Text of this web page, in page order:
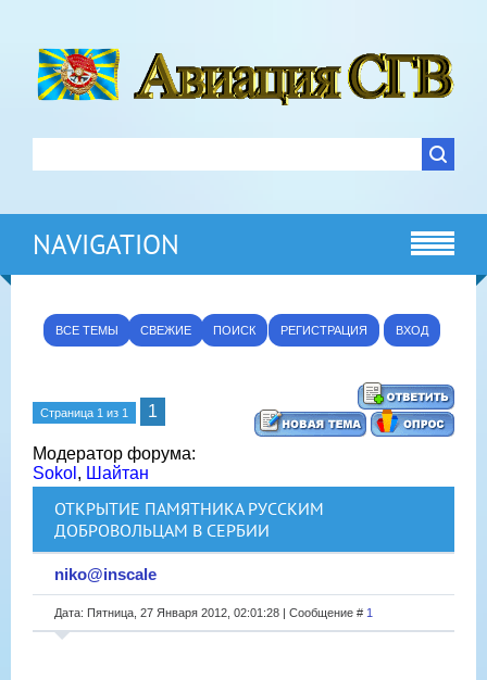
NAVIGATION
ВСЕ ТЕМЫ СВЕЖИЕ ПОИСК РЕГИСТРАЦИЯ ВХОД
Страница 1 из 1 1
Модератор форума:
Sokol , Шайтан
ОТКРЫТИЕ ПАМЯТНИКА РУССКИМ
ДОБРОВОЛЬЦАМ В СЕРБИИ
niko@inscale
Дата: Пятница, 27 Января 2012, 02:01:28 | Сообщение # 1